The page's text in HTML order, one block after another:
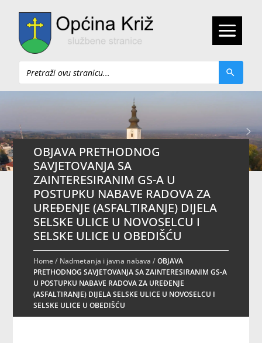
Pretraži
OBJAVA PRETHODNOG
SAVJETOVANJA SA
ZAINTERESIRANIM GS-A U
POSTUPKU NABAVE RADOVA ZA
UREĐENJE (ASFALTIRANJE) DIJELA
SELSKE ULICE U NOVOSELCU I
SELSKE ULICE U OBEDIŠĆU
Home/ Nadmetanja i javna nabava /OBJAVA
PRETHODNOG SAVJETOVANJA SA ZAINTERESIRANIM GS-A
U POSTUPKU NABAVE RADOVA ZA UREĐENJE
(ASFALTIRANJE) DIJELA SELSKE ULICE U NOVOSELCU I
SELSKE ULICE U OBEDIŠĆU